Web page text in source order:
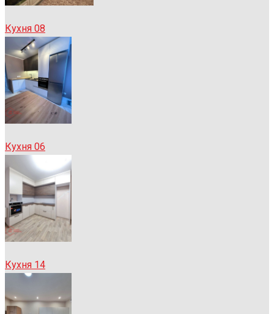
Кухня 08
Кухня 06
Кухня 14